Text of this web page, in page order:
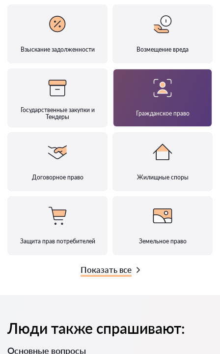
Взыскание задолженности Возмещение вреда
Государственные закупки и
Тендеры
Гражданское право
Договорное право Жилищные споры
Защита прав потребителей Земельное право
Показать все
Люди также спрашивают:
Основные вопросы